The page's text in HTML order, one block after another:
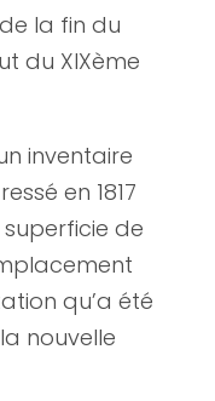
la fin du
du XIXème
inventaire
en 1817
de
qu’a été
nouvelle